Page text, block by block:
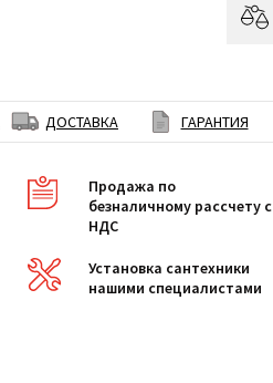
ДОСТАВКА ГАРАНТИЯ
Продажа по
безналичному рассчету с
НДС
Установка сантехники
нашими специалистами